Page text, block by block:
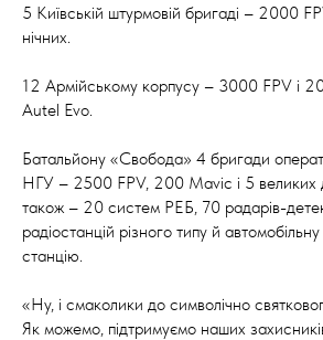
5 Київській штурмовій бригаді – 2000
нічних.
12 Армійському корпусу – 3000 FPV і
Autel Evo.
Батальйону «Свобода» 4 бригади
НГУ – 2500 FPV, 200 Mavic і 5 великих
також – 20 систем РЕБ, 70 радарів-
радіостанцій різного типу й
станцію.
«Ну, і смаколики до символічно
Як можемо, підтримуємо наших